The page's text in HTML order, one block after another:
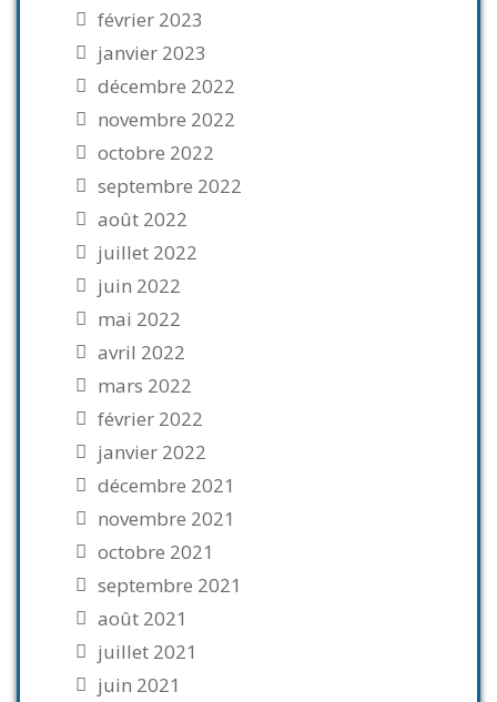
février 2023
janvier 2023
décembre 2022
novembre 2022
octobre 2022
septembre 2022
août 2022
juillet 2022
juin 2022
mai 2022
avril 2022
mars 2022
février 2022
janvier 2022
décembre 2021
novembre 2021
octobre 2021
septembre 2021
août 2021
juillet 2021
juin 2021